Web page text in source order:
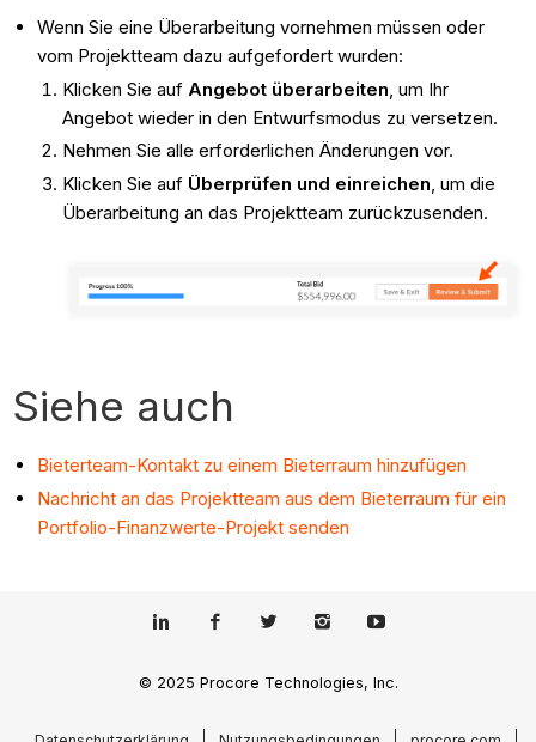
Wenn Sie eine Überarbeitung vornehmen müssen oder
vom Projektteam dazu aufgefordert wurden:
Klicken Sie auf Angebot überarbeiten , um Ihr
Angebot wieder in den Entwurfsmodus zu versetzen.
Nehmen Sie alle erforderlichen Änderungen vor.
Klicken Sie auf Überprüfen und einreichen, um die
Überarbeitung an das Projektteam zurückzusenden.
Siehe auch
Bieterteam-Kontakt zu einem Bieterraum hinzufügen
Nachricht an das Projektteam aus dem Bieterraum für ein
Portfolio-Finanzwerte-Projekt senden
© 2025 Procore Technologies, Inc.